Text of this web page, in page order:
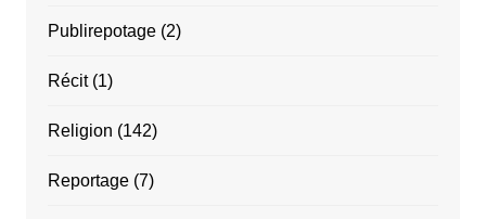
Publirepotage(2)
Récit(1)
Religion (142)
Reportage(7)